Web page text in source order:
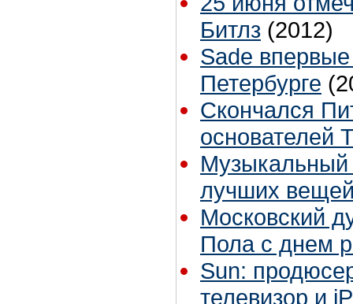
Битлз (2012)
Sade
Петербурге
Скончался
основателей
Музыкальный
лучших
Московский
Пола с днем
Sun:
телевизор и